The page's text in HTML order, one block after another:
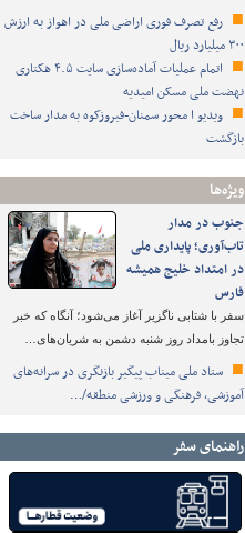
رفع تصرف فوری اراضی ملی در اهواز به ارزش
۳۰۰ میلیارد ریال
اتمام عملیات آماده‌سازی سایت ۴.۵ هکتاری
نهضت ملی مسکن امیدیه
ویدیو ا محور سمنان-فیروزکوه به مدار ساخت
بازگشت
ویژه‌ها
جنوب در مدار
تاب‌آوری؛ پایداری ملی
در امتداد خلیج همیشه
فارس
سفر با شتابی ناگزیر آغاز می‌شود؛ آنگاه که خبر
تجاوز بامداد روز شنبه دشمن به شریان‌های…
ستاد ملی میناب پیگیر بازنگری در سرانه‌های
آموزشی، فرهنگی و ورزشی منطقه/…
راهنمای سفر